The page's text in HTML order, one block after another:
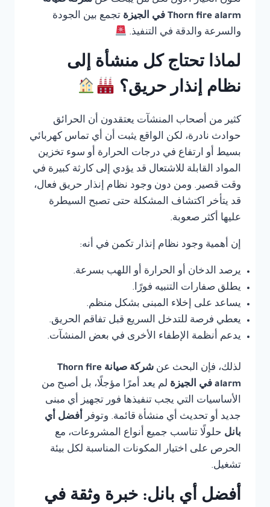
Thorn fire alarm في الجيزة
تجمع بين الجودة
والسرعة والدقة في التنفيذ.
لماذا تحتاج كل منشأة إلى
نظام إنذار حريق؟
كثير من أصحاب المنشآت يعتقدون أن الحرائق
حوادث نادرة، لكن الواقع يثبت أن أي تماس كهربائي
بسيط أو ارتفاع في درجات الحرارة أو سوء تخزين
المواد القابلة للاشتعال قد يؤدي إلى كارثة كبيرة في
وقت قصير. ومن دون وجود نظام إنذار حريق فعال،
قد يتأخر اكتشاف المشكلة حتى تصبح السيطرة
عليها أكثر صعوبة.
إن أهمية وجود نظام إنذار تكمن في أنه:
يرصد الدخان أو الحرارة أو اللهب بسرعة.
يطلق صفارات التنبيه فورًا.
يساعد على إخلاء المبنى بشكل منظم.
يعطي فرصة للتدخل السريع قبل تفاقم الحريق.
يدعم أنظمة الإطفاء الأخرى في بعض المنشآت.
لذلك، فإن البحث عن
شركة صيانة Thorn fire
alarm في الجيزة
لم يعد أمرًا مؤجلًا، بل أصبح من
الأساسيات التي يجب تنفيذها فور تجهيز أي مبنى
جديد أو تحديث أي منشأة قائمة. وتوفر أفضل أي
بانل حلولًا تناسب جميع أنواع المشروعات، مع
الحرص على اختيار المكونات المناسبة لكل بيئة
تشغيل.
أفضل أي بانل: خبرة وثقة في